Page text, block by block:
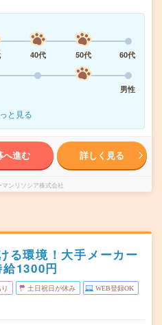
40代 50代
60代
男性
と見る
へ進む 詳しく見る
マンリソシア株式会社
る環境！大手メーカー
1300円
土日祝日が休み WEB登録OK